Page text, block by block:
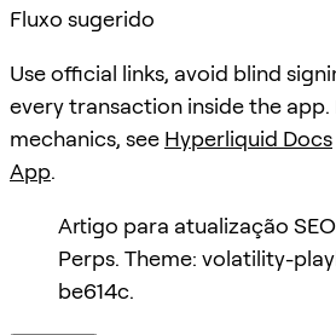
Fluxo sugerido
Use official links, avoid blind
every transaction inside the
mechanics, see Hyperliquid Docs
App.
Artigo para atualização
Perps. Theme: volatility-
be614c.